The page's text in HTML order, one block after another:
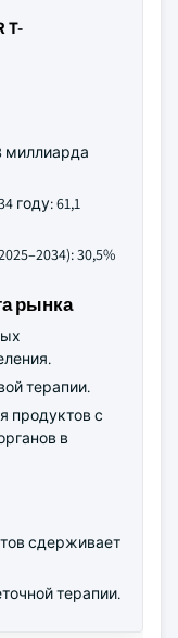
T-
миллиарда
году: 61,1
30,5%
рынка
терапии.
продуктов с
в
сдерживает
терапии.